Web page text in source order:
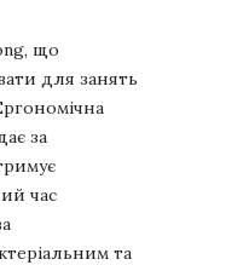
що
для занять
за
час
та